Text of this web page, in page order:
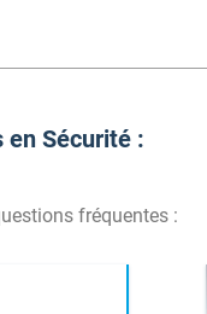
en Sécurité :
fréquentes :